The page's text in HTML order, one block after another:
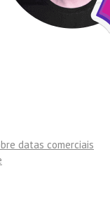
datas comerciais